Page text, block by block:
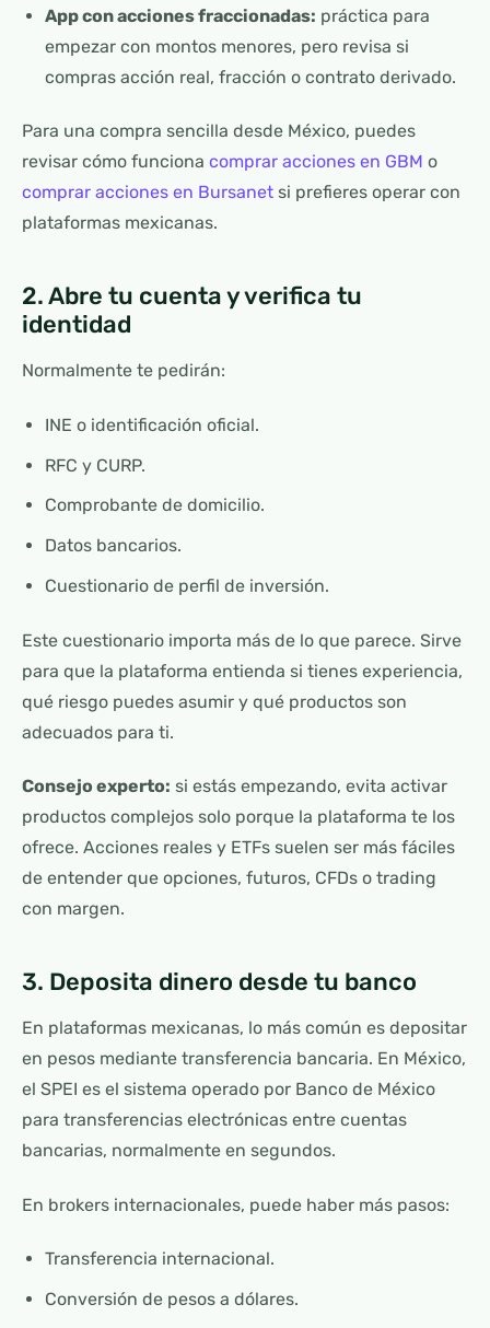
App con acciones fraccionadas: práctica para
empezar con montos menores, pero revisa si
compras acción real, fracción o contrato derivado.
Para una compra sencilla desde México, puedes
revisar cómo funciona comprar acciones en GBM o
comprar acciones en Bursanet si prefieres operar con
plataformas mexicanas.
2. Abre tu cuenta y verifica tu
identidad
Normalmente te pedirán:
INE o identificación oficial.
RFC y CURP.
Comprobante de domicilio.
Datos bancarios.
Cuestionario de perfil de inversión.
Este cuestionario importa más de lo que parece. Sirve
para que la plataforma entienda si tienes experiencia,
qué riesgo puedes asumir y qué productos son
adecuados para ti.
Consejo experto: si estás empezando, evita activar
productos complejos solo porque la plataforma te los
ofrece. Acciones reales y ETFs suelen ser más fáciles
de entender que opciones, futuros, CFDs o trading
con margen.
3. Deposita dinero desde tu banco
En plataformas mexicanas, lo más común es depositar
en pesos mediante transferencia bancaria. En México,
el SPEI es el sistema operado por Banco de México
para transferencias electrónicas entre cuentas
bancarias, normalmente en segundos.
En brokers internacionales, puede haber más pasos:
Transferencia internacional.
Conversión de pesos a dólares.